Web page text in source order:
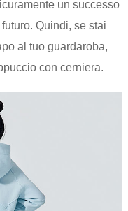
un successo
Quindi, se stai
al tuo guardaroba,
con cerniera.